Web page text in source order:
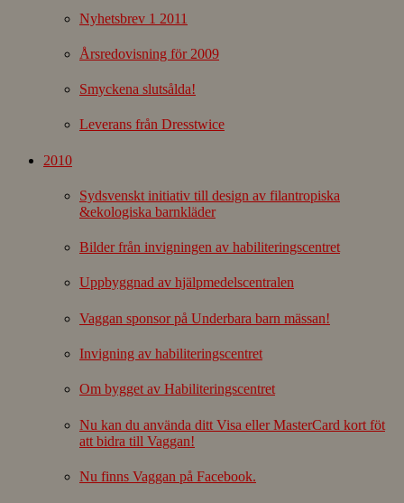
Nyhetsbrev 1 2011
Årsredovisning för 2009
Smyckena slutsålda!
Leverans från Dresstwice
2010
Sydsvenskt initiativ till design av filantropiska
&ekologiska barnkläder
Bilder från invigningen av habiliteringscentret
Uppbyggnad av hjälpmedelscentralen
Vaggan sponsor på Underbara barn mässan!
Invigning av habiliteringscentret
Om bygget av Habiliteringscentret
Nu kan du använda ditt Visa eller MasterCard kort föt
att bidra till Vaggan!
Nu finns Vaggan på Facebook.